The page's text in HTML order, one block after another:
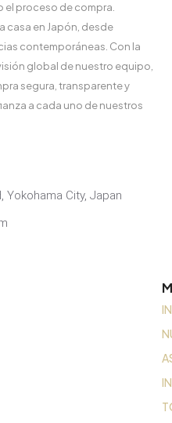
proceso de compra.
casa en Japón, desde
contemporáneas. Con la
global de nuestro equipo,
segura, transparente y
a cada uno de nuestros
Yokohama City, Japan